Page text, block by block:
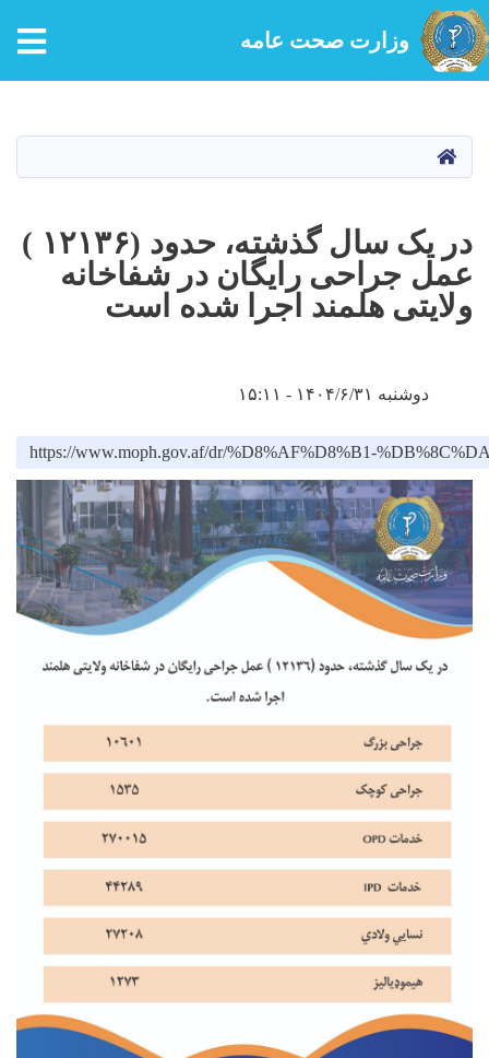
content
وزارت صحت عامه
HOME
در یک سال گذشته، حدود (۱۲۱۳۶ )
عمل جراحی رایگان در شفاخانه
ولایتی هلمند اجرا شده است
دوشنبه ۱۴۰۴/۶/۳۱ - ۱۵:۱۱
https://www.moph.gov.af/dr/%D8%AF%D8%B1-